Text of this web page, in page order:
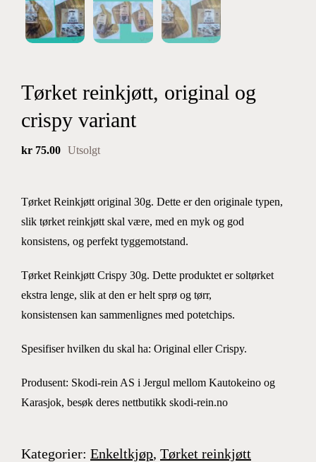
Tørket reinkjøtt, original og
crispy variant
kr 75.00 Utsolgt
Tørket Reinkjøtt original 30g. Dette er den originale typen,
slik tørket reinkjøtt skal være, med en myk og god
konsistens, og perfekt tyggemotstand.
Tørket Reinkjøtt Crispy 30g. Dette produktet er soltørket
ekstra lenge, slik at den er helt sprø og tørr,
konsistensen kan sammenlignes med potetchips.
Spesifiser hvilken du skal ha: Original eller Crispy.
Produsent: Skodi-rein AS i Jergul mellom Kautokeino og
Karasjok, besøk deres nettbutikk skodi-rein.no
Kategorier: Enkeltkjøp, Tørket reinkjøtt